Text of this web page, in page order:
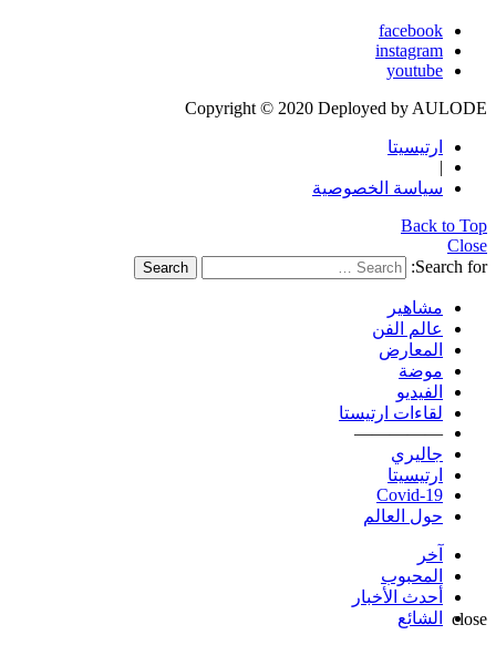
facebook
instagram
youtube
Copyright © 2020 Deployed by AULODE
ارتيسيتا
|
سياسة الخصوصية
Back to Top
Close
Search for:
Search
مشاهير
عالم الفن
المعارض
موضة
الفيديو
لقاءات ارتيستا
—————
جاليري
ارتيسيتا
Covid-19
حول العالم
آخر
المحبوب
أحدث الأخبار
الشائع
close